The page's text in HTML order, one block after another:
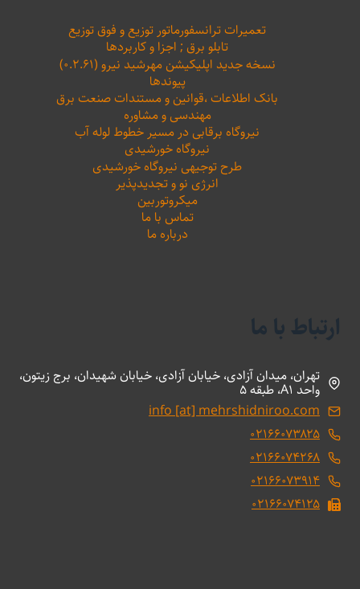
تعمیرات ترانسفورماتور توزیع و فوق توزیع
تابلو برق ; اجزا و کاربردها
نسخه جدید اپلیکیشن مهرشید نیرو (۰.۲.۶۱)
پیوندها
بانک اطلاعات ،‌قوانین و مستندات صنعت برق
مهندسی و مشاوره
نیروگاه برقابی در مسیر خطوط لوله آب
نیروگاه خورشیدی
طرح توجیهی نیروگاه خورشیدی
انرژی نو و تجدیدپذیر
میکروتوربین
تماس با ما
درباره ما
ارتباط با ما
تهران، میدان آزادی، خیابان آزادی، خیابان شهیدان، برج زیتون،
واحد A1، طبقه 5
info [at] mehrshidniroo.com
۰۲۱۶۶۰۷۳۸۲۵
۰۲۱۶۶۰۷۴۲۶۸
۰۲۱۶۶۰۷۳۹۱۴
۰۲۱۶۶۰۷۴۱۲۵